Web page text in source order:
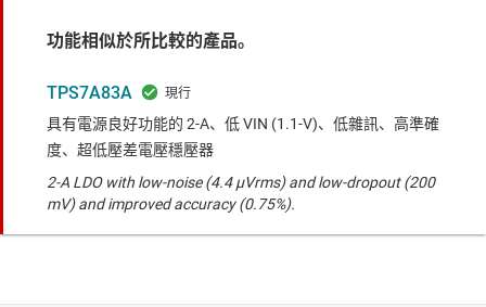
功能相似於所比較的產品。
TPS7A83A
具有電源良好功能的 2-A、低 VIN (1.1-V)、低雜訊、高準確
度、超低壓差電壓穩壓器
2-A LDO with low-noise (4.4 µVrms) and low-dropout (200
mV) and improved accuracy (0.75%).